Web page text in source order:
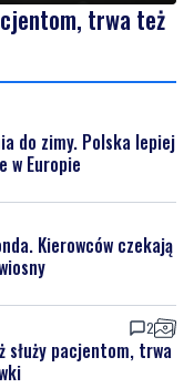
trwa też
do zimy. Polska lepiej
w Europie
Kierowców czekają
2
służy pacjentom, trwa